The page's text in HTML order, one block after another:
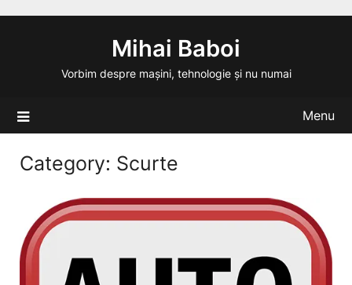
Mihai Baboi
Vorbim despre mașini, tehnologie și nu numai
Menu
Category: Scurte